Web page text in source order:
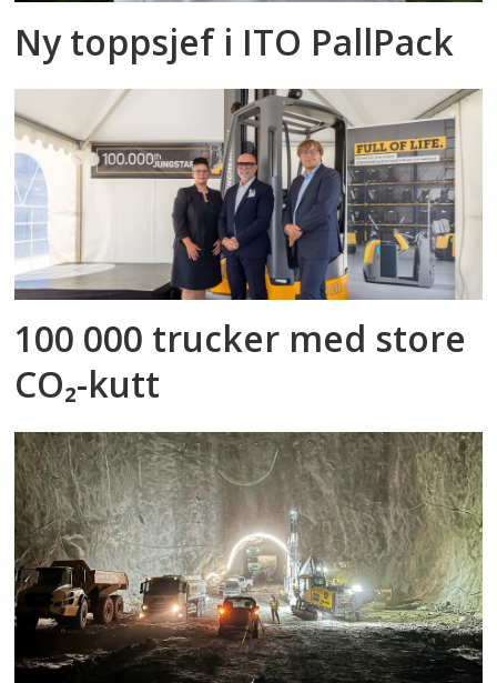
Ny toppsjef i ITO PallPack
100 000 trucker med store
CO₂-kutt